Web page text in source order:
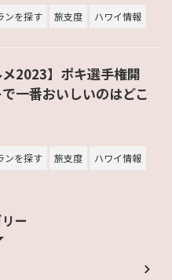
ンを探す 旅支度 ハワイ情報
メ2023】ポキ選手権開
一番おいしいのはどこ
ンを探す 旅支度 ハワイ情報
ー